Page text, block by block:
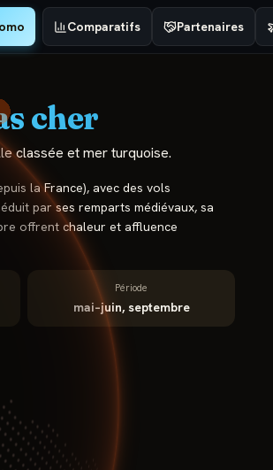
Comparatifs Partenaires
cher
classée et mer turquoise.
la France), avec des vols
par ses remparts médiévaux, sa
offrent chaleur et affluence
Période
mai–juin, septembre